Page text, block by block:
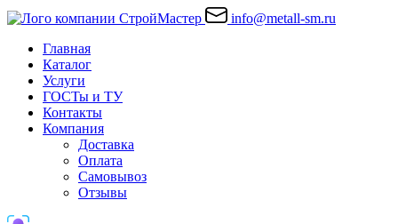
info@metall-sm.ru
Главная
Каталог
Услуги
ГОСТы и ТУ
Контакты
Компания
Доставка
Оплата
Самовывоз
Отзывы